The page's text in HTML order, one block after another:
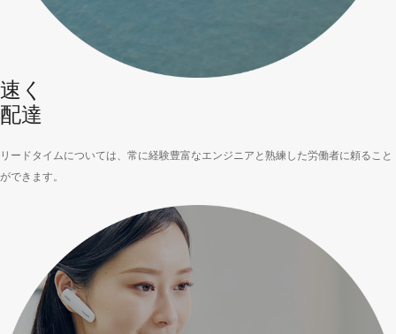
速く
配達
リードタイムについては、常に経験豊富なエンジニアと熟練した労働者に頼ること
ができます。